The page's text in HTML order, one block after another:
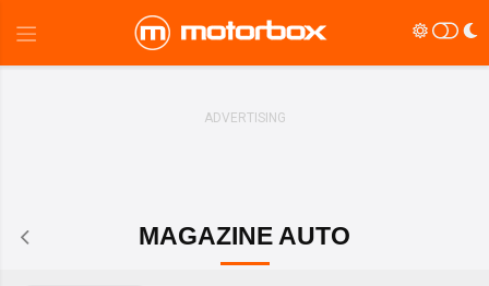
MAGAZINE AUTO